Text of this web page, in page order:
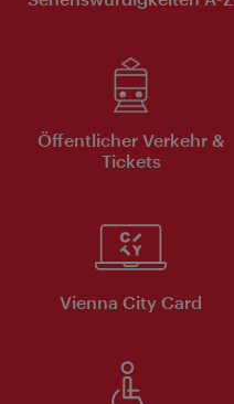
Öffentlicher Verkehr &
Tickets
Vienna City Card